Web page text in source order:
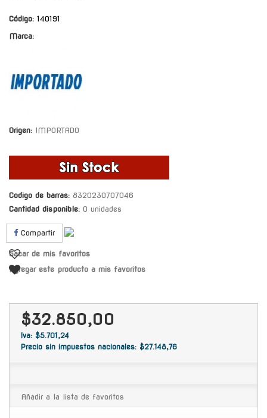
Código: 140191
Marca:
Origen: IMPORTADO
Codigo de barras: 8320230707046
Cantidad disponible: 0 unidades
Compartir
Sacar de mis favoritos
Agregar este producto a mis favoritos
$32.850,00
Iva: $5.701,24
Precio sin impuestos nacionales: $27.148,76
Añadir a la lista de favoritos